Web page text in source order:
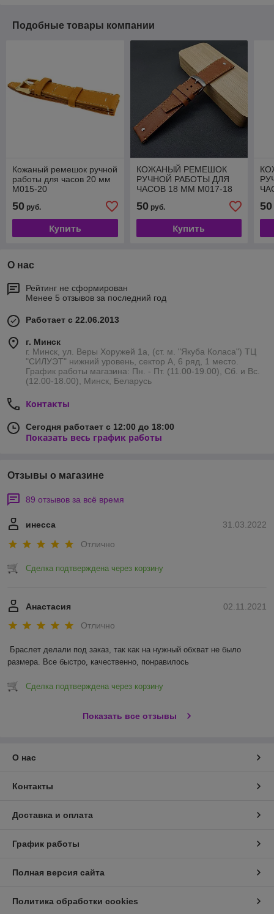
Подобные товары компании
Кожаный ремешок ручной
работы для часов 20 мм
M015-20
50 руб.
Купить
КОЖАНЫЙ РЕМЕШОК
РУЧНОЙ РАБОТЫ ДЛЯ
ЧАСОВ 18 ММ M017-18
50руб.
Купить
50
О нас
Рейтинг не сформирован
Менее 5 отзывов за последний год
Работает с 22.06.2013
г. Минск
г. Минск, ул. Веры Хоружей 1а, (ст. м. "Якуба Коласа") ТЦ
"СИЛУЭТ" нижний уровень, сектор А, 6 ряд, 1 место.
График работы магазина: Пн. - Пт. (11.00-19.00), Сб. и Вс.
(12.00-18.00), Минск, Беларусь
Контакты
Сегодня работает с 12:00 до 18:00
Показать весь график работы
Отзывы о магазине
89 отзывов за всё время
31.03.2022
инесса
Отлично
Сделка подтверждена через корзину
02.11.2021
Анастасия
Отлично
Браслет делали под заказ, так как на нужный обхват не было
размера. Все быстро, качественно, понравилось
Сделка подтверждена через корзину
Показать все отзывы
О нас
Контакты
Доставка и оплата
График работы
Полная версия сайта
Политика обработки cookies